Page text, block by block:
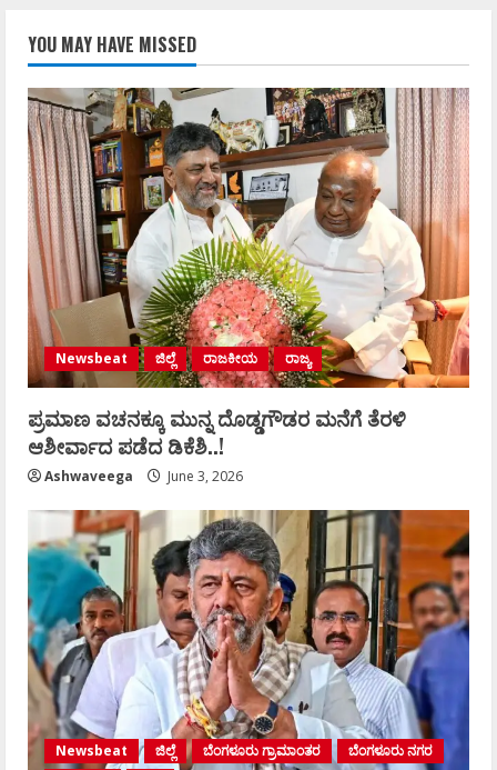
YOU MAY HAVE MISSED
Newsbeat ಜಿಲ್ಲೆ ರಾಜಕೀಯ ರಾಜ್ಯ
ಪ್ರಮಾಣ ವಚನಕ್ಕೂ ಮುನ್ನ ದೊಡ್ಡಗೌಡರ ಮನೆಗೆ ತೆರಳಿ
ಆಶೀರ್ವಾದ ಪಡೆದ ಡಿಕೆಶಿ..!
Ashwaveega June 3, 2026
Newsbeat ಜಿಲ್ಲೆ ಬೆಂಗಳೂರು ಗ್ರಾಮಾಂತರ
ಬೆಂಗಳೂರು ನಗರ